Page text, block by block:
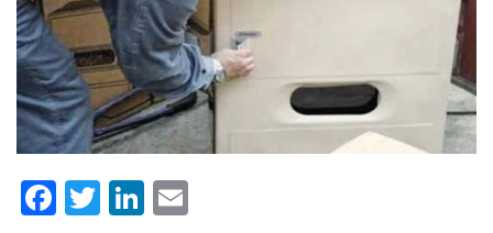
Facebook
TwitterLinkedIn